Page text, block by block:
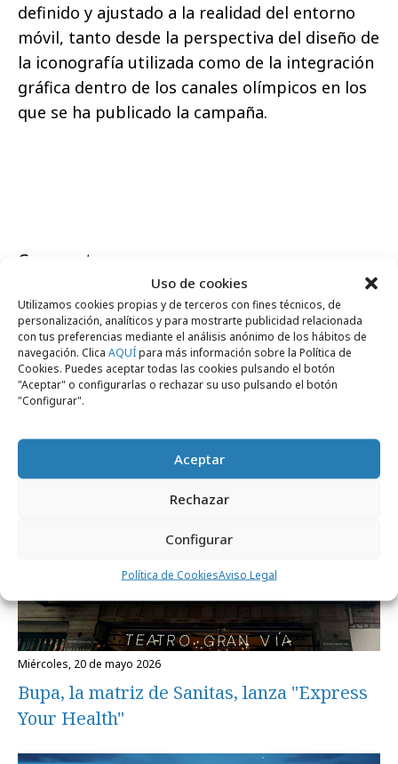
Uso de cookies
Utilizamos cookies propias y de terceros con fines técnicos, de
personalización, analíticos y para mostrarte publicidad relacionada
con tus preferencias mediante el análisis anónimo de los hábitos de
navegación. Clica AQUÍpara más información sobre la Política de
Cookies. Puedes aceptar todas las cookies pulsando el botón
"Aceptar" o configurarlas o rechazar su uso pulsando el botón
"Configurar".
Aceptar
Rechazar
Configurar
Política de CookiesAviso Legal
definido y ajustado a la realidad del entorno
móvil, tanto desde la perspectiva del diseño de
la iconografía utilizada como de la integración
gráfica dentro de los canales olímpicos en los
que se ha publicado la campaña.
Comparte
Noticias Relacionadas
miércoles, 20 de mayo 2026
Bupa, la matriz de Sanitas, lanza "Express
Your Health"